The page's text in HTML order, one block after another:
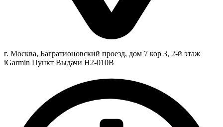
г. Москва, Багратионовский проезд, дом 7 кор 3, 2-й этаж
iGarmin Пункт Выдачи Н2-010В